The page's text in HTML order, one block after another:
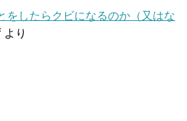
をしたらクビになるのか（又はな
より